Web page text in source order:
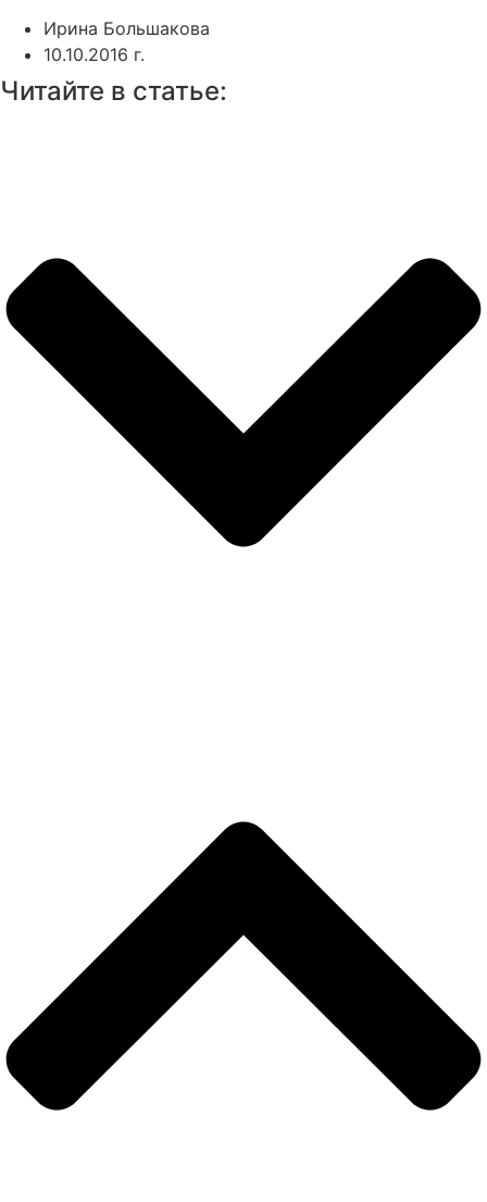
Ирина Большакова
10.10.2016 г.
Читайте в статье: